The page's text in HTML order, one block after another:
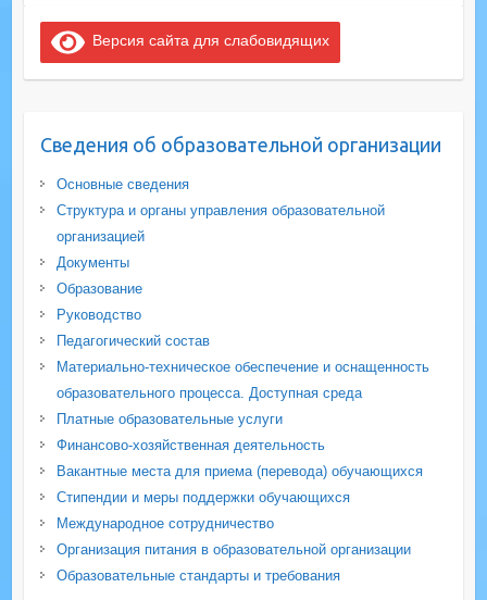
Версия сайта для слабовидящих
Сведения об образовательной организации
Основные сведения
Структура и органы управления образовательной
организацией
Документы
Образование
Руководство
Педагогический состав
Материально-техническое обеспечение и оснащенность
образовательного процесса. Доступная среда
Платные образовательные услуги
Финансово-хозяйственная деятельность
Вакантные места для приема (перевода) обучающихся
Стипендии и меры поддержки обучающихся
Международное сотрудничество
Организация питания в образовательной организации
Образовательные стандарты и требования